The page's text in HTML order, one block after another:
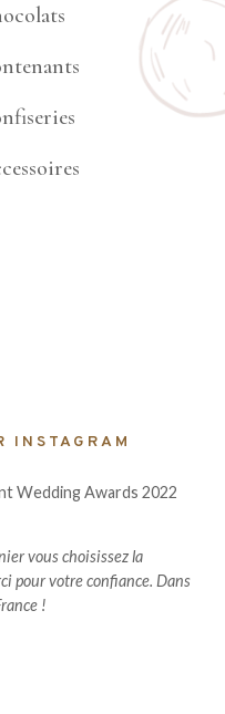
INSTAGRAM
vous choisissez la
pour votre confiance. Dans
!